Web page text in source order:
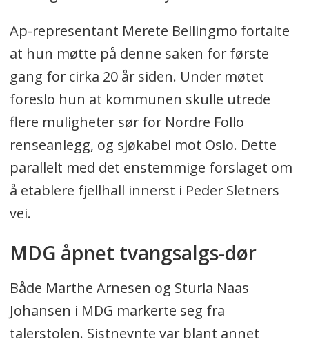
Ap-representant Merete Bellingmo fortalte
at hun møtte på denne saken for første
gang for cirka 20 år siden. Under møtet
foreslo hun at kommunen skulle utrede
flere muligheter sør for Nordre Follo
renseanlegg, og sjøkabel mot Oslo. Dette
parallelt med det enstemmige forslaget om
å etablere fjellhall innerst i Peder Sletners
vei.
MDG åpnet tvangsalgs-dør
Både Marthe Arnesen og Sturla Naas
Johansen i MDG markerte seg fra
talerstolen. Sistnevnte var blant annet